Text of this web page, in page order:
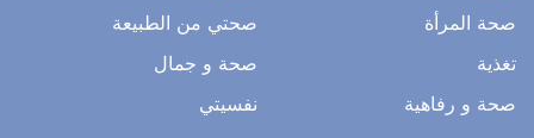
صحة المرأة
تغذية
صحة و رفاهية
صحتي من الطبيعة
صحة و جمال
نفسيتي